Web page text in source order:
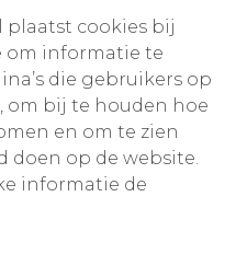
plaatst cookies bij
om informatie te
die gebruikers op
om bij te houden hoe
en om te zien
doen op de website.
informatie de